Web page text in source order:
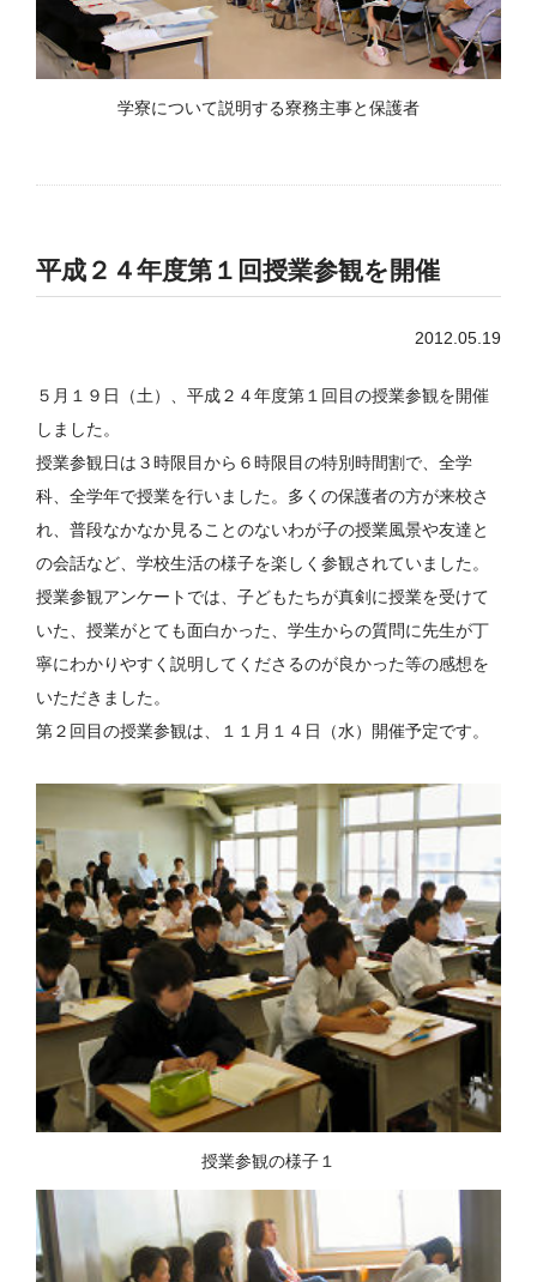
学寮について説明する寮務主事と保護者
平成２４年度第１回授業参観を開催
2012.05.19
５月１９日（土）、平成２４年度第１回目の授業参観を開催
しました。
授業参観日は３時限目から６時限目の特別時間割で、全学
科、全学年で授業を行いました。多くの保護者の方が来校さ
れ、普段なかなか見ることのないわが子の授業風景や友達と
の会話など、学校生活の様子を楽しく参観されていました。
授業参観アンケートでは、子どもたちが真剣に授業を受けて
いた、授業がとても面白かった、学生からの質問に先生が丁
寧にわかりやすく説明してくださるのが良かった等の感想を
いただきました。
第２回目の授業参観は、１１月１４日（水）開催予定です。
授業参観の様子１